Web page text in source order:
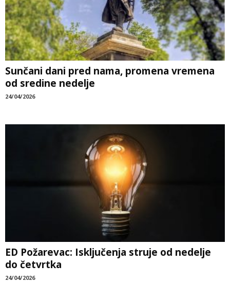
Sunčani dani pred nama, promena vremena
od sredine nedelje
24/04/2026
ED Požarevac: Isključenja struje od nedelje
do četvrtka
24/04/2026